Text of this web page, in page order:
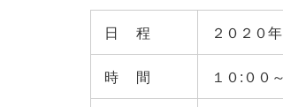
日程 ２０２０
時間 １０:００